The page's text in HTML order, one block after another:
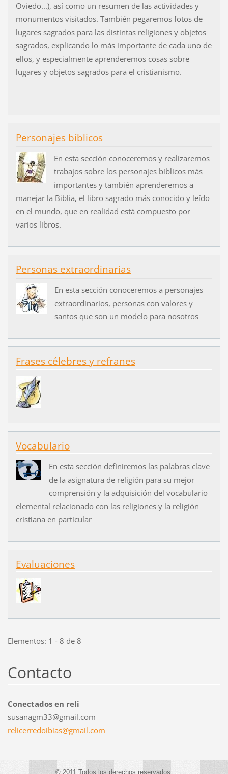
Oviedo...), así como un resumen de las actividades y
monumentos visitados. También pegaremos fotos de
lugares sagrados para las distintas religiones y objetos
sagrados, explicando lo más importante de cada uno de
ellos, y especialmente aprenderemos cosas sobre
lugares y objetos sagrados para el cristianismo.
Personajes bíblicos
En esta sección conoceremos y realizaremos
trabajos sobre los personajes bíblicos más
importantes y también aprenderemos a
manejar la Biblia, el libro sagrado más conocido y leído
en el mundo, que en realidad está compuesto por
varios libros.
Personas extraordinarias
En esta sección conoceremos a personajes
extraordinarios, personas con valores y
santos que son un modelo para nosotros
Frases célebres y refranes
Vocabulario
En esta sección definiremos las palabras clave
de la asignatura de religión para su mejor
comprensión y la adquisición del vocabulario
elemental relacionado con las religiones y la religión
cristiana en particular
Evaluaciones
Elementos: 1 - 8 de 8
Contacto
Conectados en reli
susanagm33@gmail.com
relicerredoibias@gmail.com
© 2011 Todos los derechos reservados.